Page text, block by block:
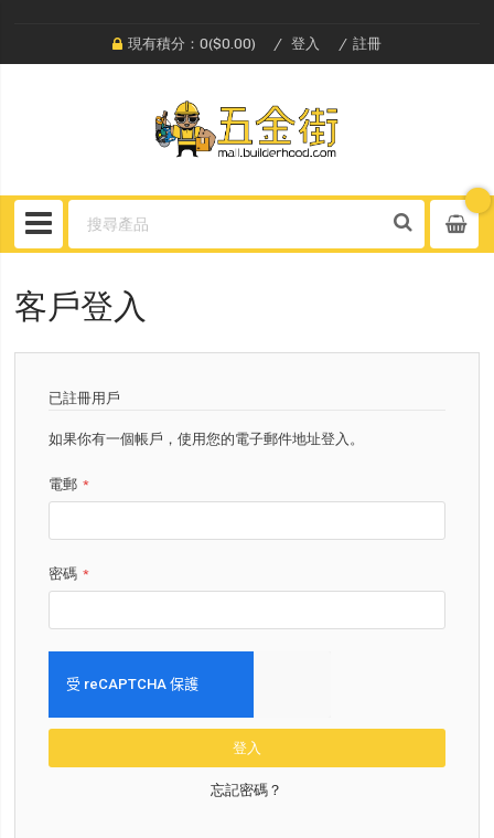
現有積分：0($0.00) 登入 註冊
客戶登入
已註冊用戶
如果你有一個帳戶，使用您的電子郵件地址登入。
電郵
密碼
登入
忘記密碼？